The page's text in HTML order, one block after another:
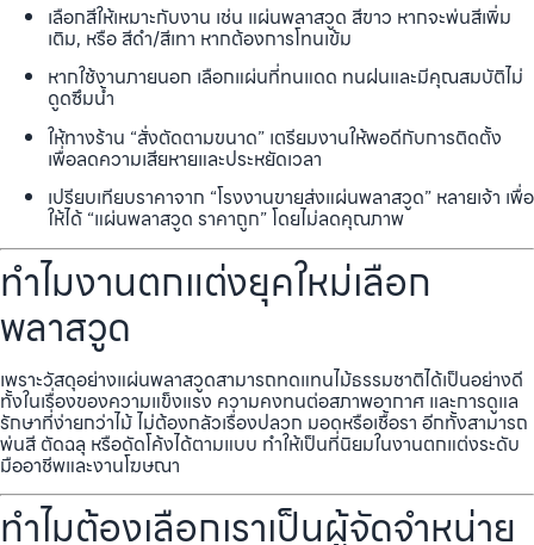
เลือกสีให้เหมาะกับงาน เช่น แผ่นพลาสวูด สีขาว หากจะพ่นสีเพิ่ม
เติม, หรือ สีดำ/สีเทา หากต้องการโทนเข้ม
หากใช้งานภายนอก เลือกแผ่นที่ทนแดด ทนฝนและมีคุณสมบัติไม่
ดูดซึมน้ำ
ให้ทางร้าน “สั่งตัดตามขนาด” เตรียมงานให้พอดีกับการติดตั้ง
เพื่อลดความเสียหายและประหยัดเวลา
เปรียบเทียบราคาจาก “โรงงานขายส่งแผ่นพลาสวูด” หลายเจ้า เพื่อ
ให้ได้ “แผ่นพลาสวูด ราคาถูก” โดยไม่ลดคุณภาพ
ทำไมงานตกแต่งยุคใหม่เลือก
พลาสวูด
เพราะวัสดุอย่างแผ่นพลาสวูดสามารถทดแทนไม้ธรรมชาติได้เป็นอย่างดี
ทั้งในเรื่องของความแข็งแรง ความคงทนต่อสภาพอากาศ และการดูแล
รักษาที่ง่ายกว่าไม้ ไม่ต้องกลัวเรื่องปลวก มอดหรือเชื้อรา อีกทั้งสามารถ
พ่นสี ตัดฉลุ หรือดัดโค้งได้ตามแบบ ทำให้เป็นที่นิยมในงานตกแต่งระดับ
มืออาชีพและงานโฆษณา
ทำไมต้องเลือกเราเป็นผู้จัดจำหน่าย